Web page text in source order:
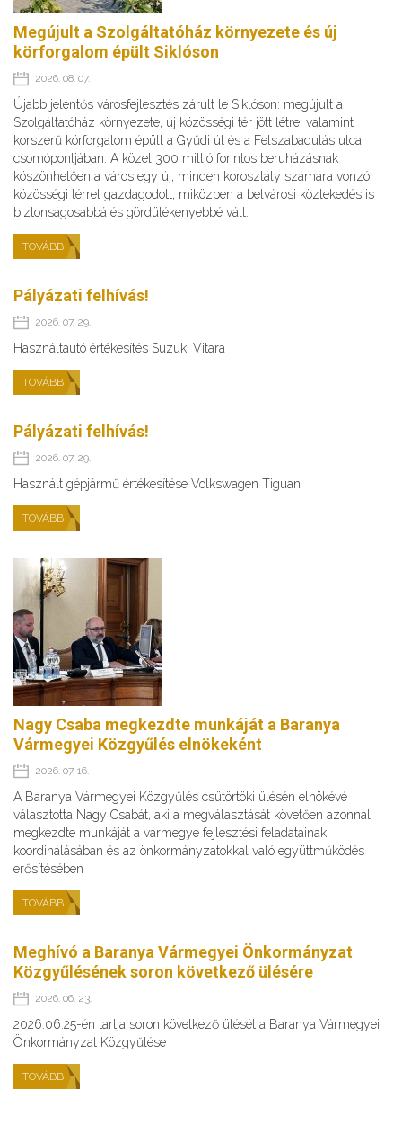
Megújult a Szolgáltatóház környezete és új
körforgalom épült Siklóson
2026. 08. 07.
Újabb jelentős városfejlesztés zárult le Siklóson: megújult a
Szolgáltatóház környezete, új közösségi tér jött létre, valamint
korszerű körforgalom épült a Gyűdi út és a Felszabadulás utca
csomópontjában. A közel 300 millió forintos beruházásnak
köszönhetően a város egy új, minden korosztály számára vonzó
közösségi térrel gazdagodott, miközben a belvárosi közlekedés is
biztonságosabbá és gördülékenyebbé vált.
TOVÁBB
Pályázati felhívás!
2026. 07. 29.
Használtautó értékesítés Suzuki Vitara
TOVÁBB
Pályázati felhívás!
2026. 07. 29.
Használt gépjármű értékesítése Volkswagen Tiguan
TOVÁBB
Nagy Csaba megkezdte munkáját a Baranya
Vármegyei Közgyűlés elnökeként
2026. 07. 16.
A Baranya Vármegyei Közgyűlés csütörtöki ülésén elnökévé
választotta Nagy Csabát, aki a megválasztását követően azonnal
megkezdte munkáját a vármegye fejlesztési feladatainak
koordinálásában és az önkormányzatokkal való együttműködés
erősítésében
TOVÁBB
Meghívó a Baranya Vármegyei Önkormányzat
Közgyűlésének soron következő ülésére
2026. 06. 23.
2026.06.25-én tartja soron következő ülését a Baranya Vármegyei
Önkormányzat Közgyűlése
TOVÁBB